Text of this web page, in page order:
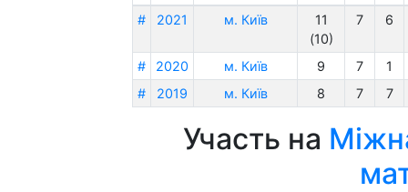
#
2021 м. Київ
11
(10)
7 6
# 2020 м. Київ 9 7
1
#
2019 м. Київ 8 7 7
Участь на